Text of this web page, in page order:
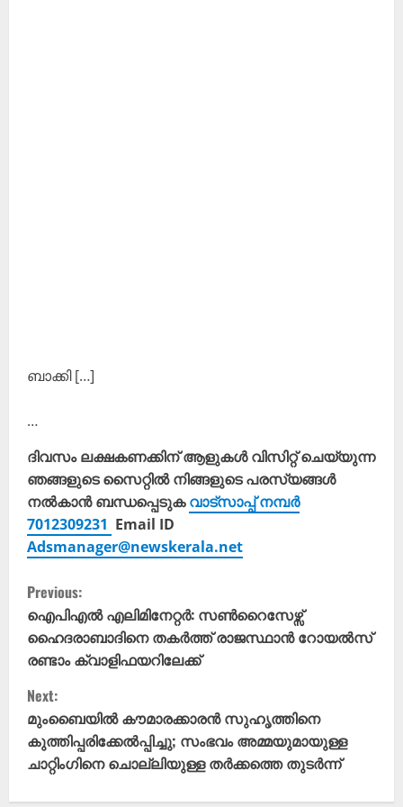
ബാക്കി […]
…
ദിവസം ലക്ഷകണക്കിന് ആളുകൾ വിസിറ്റ് ചെയ്യുന്ന
ഞങ്ങളുടെ സൈറ്റിൽ നിങ്ങളുടെ പരസ്യങ്ങൾ
നൽകാൻ ബന്ധപ്പെടുകവാട്സാപ്പ് നമ്പർ
7012309231 Email ID
Adsmanager@newskerala.net
C
o
n
t
i
n
Previous:
ഐപിഎൽ എലിമിനേറ്റർ: സൺറൈസേഴ്സ്
ഹൈദരാബാദിനെ തകർത്ത് രാജസ്ഥാൻ റോയൽസ്
രണ്ടാം ക്വാളിഫയറിലേക്ക്
Next:
മുംബൈയിൽ കൗമാരക്കാരൻ സുഹൃത്തിനെ
കുത്തിപ്പരിക്കേൽപ്പിച്ചു; സംഭവം അമ്മയുമായുള്ള
ചാറ്റിംഗിനെ ചൊല്ലിയുള്ള തർക്കത്തെ തുടർന്ന്